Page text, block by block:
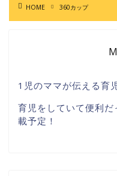
HOME 360カップ
1児のママが伝える育
育児をしていて便利
載予定！